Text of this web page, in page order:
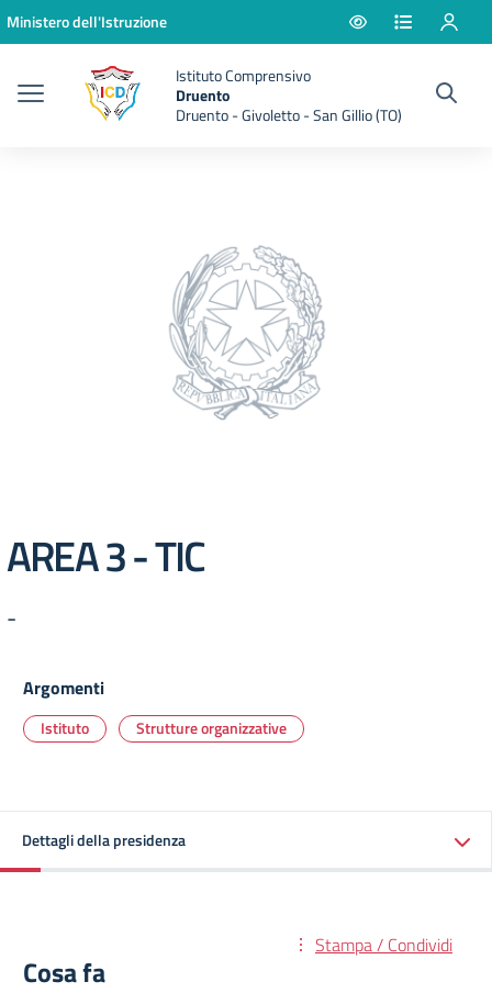
Vai ai contenuti
Vai al menu di navigazione
Vai al footer
Ministero dell'Istruzione
Istituto Comprensivo
Druento
Druento - Givoletto - San Gillio (TO)
AREA 3 - TIC
-
Argomenti
Istituto Strutture organizzative
Dettagli della presidenza
Stampa / Condividi
Cosa fa